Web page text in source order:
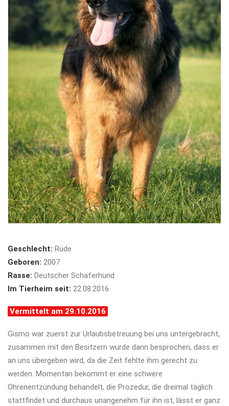
Geschlecht: Rüde
Geboren: 2007
Rasse: Deutscher Schäferhund
Im Tierheim seit: 22.08.2016
Vermittelt am 29.10.2016
Gismo war zuerst zur Urlaubsbetreuung bei uns untergebracht,
zusammen mit den Besitzern wurde dann besprochen, dass er
an uns übergeben wird, da die Zeit fehlte ihm gerecht zu
werden. Momentan bekommt er eine schwere
Ohrenentzündung behandelt, die Prozedur, die dreimal täglich
stattfindet und durchaus unangenehm für ihn ist, lässt er ganz